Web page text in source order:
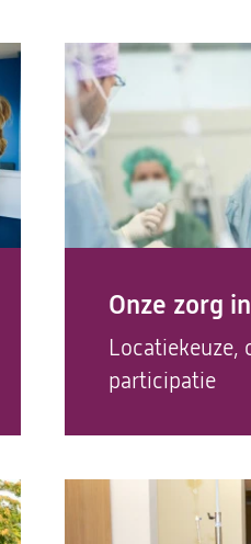
Onze zorg
Locatiekeuze,
participatie